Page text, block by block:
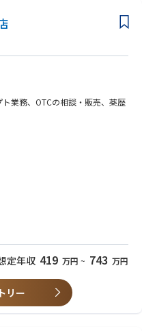
舗を展開しているため、ご自身
す
や複数店舗のマネージャー業務
ャリアパスがあります。
業務、OTCの相談・販売、薬歴
暇、シフト勤務制による残業削
すい環境です
安定した経営基盤を持っている
を異動するだけでスムーズに新
しており、安心してキャリアを
定年収 419 万円 ~ 743 万円
リー